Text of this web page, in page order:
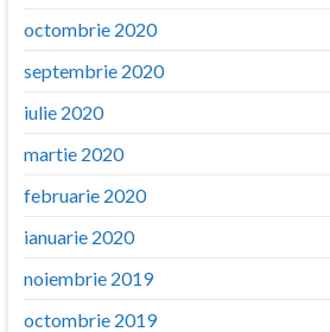
octombrie 2020
septembrie 2020
iulie 2020
martie 2020
februarie 2020
ianuarie 2020
noiembrie 2019
octombrie 2019